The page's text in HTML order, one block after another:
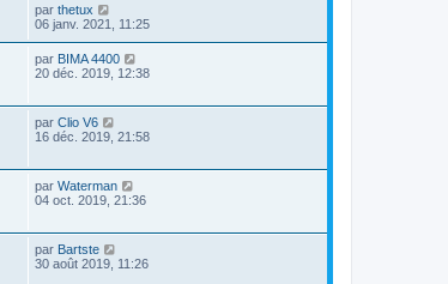
par thetux
06 janv. 2021, 11:25
par BIMA 4400
20 déc. 2019, 12:38
par Clio V6
16 déc. 2019, 21:58
par Waterman
04 oct. 2019, 21:36
par Bartste
30 août 2019, 11:26